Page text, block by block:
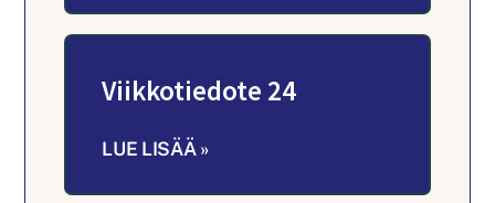
Viikkotiedote 24
LUE LISÄÄ »